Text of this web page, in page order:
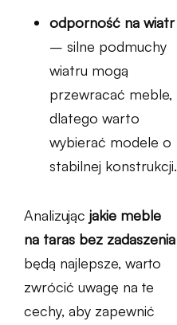
odporność na wiatr
– silne podmuchy
wiatru mogą
przewracać meble,
dlatego warto
wybierać modele o
stabilnej konstrukcji.
Analizując jakie meble
na taras bez zadaszenia
będą najlepsze, warto
zwrócić uwagę na te
cechy, aby zapewnić